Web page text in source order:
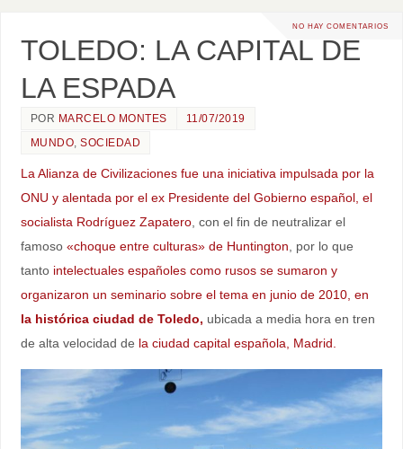
NO HAY COMENTARIOS
TOLEDO: LA CAPITAL DE
LA ESPADA
POR MARCELO MONTES
11/07/2019
MUNDO,SOCIEDAD
La Alianza de Civilizaciones fue una iniciativa impulsada por la
ONU y alentada por el ex Presidente del Gobierno español, el
socialista Rodríguez Zapatero, con el fin de neutralizar el
famoso «choque entre culturas» de Huntington, por lo que
tantointelectuales españoles como rusos se sumaron y
organizaron un seminario sobre el tema en junio de 2010, en
la histórica ciudad de Toledo, ubicada a media hora en tren
de alta velocidad de la ciudad capital española, Madrid.